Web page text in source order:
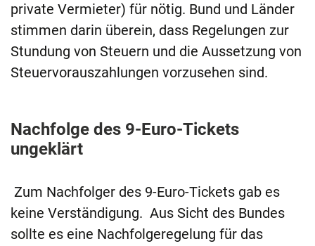
private Vermieter) für nötig. Bund und Länder
stimmen darin überein, dass Regelungen zur
Stundung von Steuern und die Aussetzung von
Steuervorauszahlungen vorzusehen sind.
Nachfolge des 9-Euro-Tickets
ungeklärt
Zum Nachfolger des 9-Euro-Tickets gab es
keine Verständigung. Aus Sicht des Bundes
sollte es eine Nachfolgeregelung für das